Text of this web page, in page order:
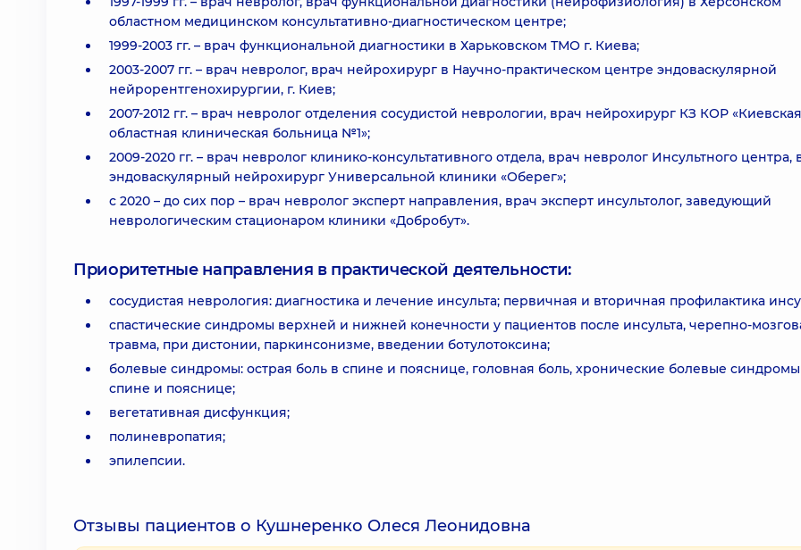
областном медицинском консультативно-диагностическом центре;
1999-2003 гг. – врач функциональной диагностики в Харьковском ТМО г. Киева;
2003-2007 гг. – врач невролог, врач нейрохирург в Научно-практическом центре эндоваскулярной
нейрорентгенохирургии, г. Киев;
2007-2012 гг. – врач невролог отделения сосудистой неврологии, врач нейрохирург КЗ КОР «Киевская
областная клиническая больница №1»;
2009-2020 гг. – врач невролог клинико-консультативного отдела, врач невролог Инсультного центра,
эндоваскулярный нейрохирург Универсальной клиники «Оберег»;
с 2020 – до сих пор – врач невролог эксперт направления, врач эксперт инсультолог, заведующий
неврологическим стационаром клиники «Добробут».
Приоритетные направления в практической деятельности:
сосудистая неврология: диагностика и лечение инсульта; первичная и вторичная профилактика
спастические синдромы верхней и нижней конечности у пациентов после инсульта, черепно-
травма, при дистонии, паркинсонизме, введении ботулотоксина;
болевые синдромы: острая боль в спине и пояснице, головная боль, хронические болевые
спине и пояснице;
вегетативная дисфункция;
полиневропатия;
эпилепсии.
Отзывы пациентов о Кушнеренко Олеся Леонидовна